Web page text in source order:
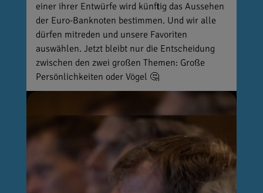
einer ihrer Entwürfe wird künftig das Aussehen
der Euro-Banknoten bestimmen. Und wir alle
dürfen mitreden und unsere Favoriten
auswählen. Jetzt bleibt nur die Entscheidung
zwischen den zwei großen Themen: Große
Persönlichkeiten oder Vögel 🤔